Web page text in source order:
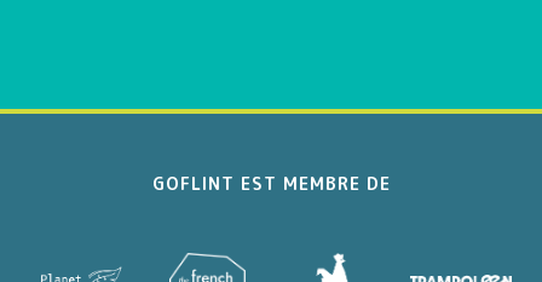
GOFLINT EST MEMBRE DE